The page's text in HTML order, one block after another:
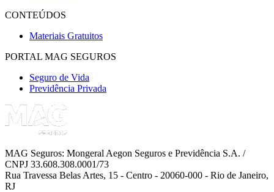
CONTEÚDOS
Materiais Gratuitos
PORTAL MAG SEGUROS
Seguro de Vida
Previdência Privada
MAG Seguros: Mongeral Aegon Seguros e Previdência S.A. /
CNPJ 33.608.308.0001/73
Rua Travessa Belas Artes, 15 - Centro - 20060-000 - Rio de Janeiro,
RJ